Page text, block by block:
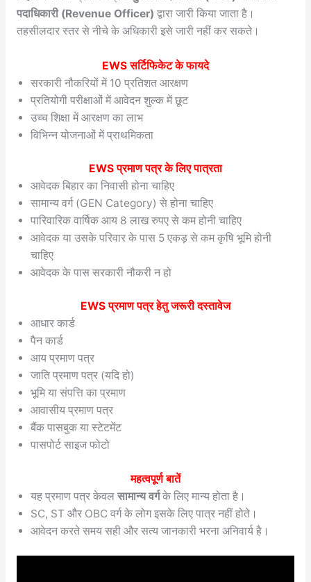
पदाधिकारी (Revenue Officer) द्वारा जारी किया जाता है।
तहसीलदार स्तर से नीचे के अधिकारी इसे जारी नहीं कर सकते।
EWS सर्टिफिकेट के फायदे
सरकारी नौकरियों में 10 प्रतिशत आरक्षण
प्रतियोगी परीक्षाओं में आवेदन शुल्क में छूट
उच्च शिक्षा में आरक्षण का लाभ
विभिन्न योजनाओं में प्राथमिकता
EWS प्रमाण पत्र के लिए पात्रता
आवेदक बिहार का निवासी होना चाहिए
सामान्य वर्ग (GEN Category) से होना चाहिए
पारिवारिक वार्षिक आय 8 लाख रुपए से कम होनी चाहिए
आवेदक या उसके परिवार के पास 5 एकड़ से कम कृषि भूमि होनी
चाहिए
आवेदक के पास सरकारी नौकरी न हो
EWS प्रमाण पत्र हेतु जरूरी दस्तावेज
आधार कार्ड
पैन कार्ड
आय प्रमाण पत्र
जाति प्रमाण पत्र (यदि हो)
भूमि या संपत्ति का प्रमाण
आवासीय प्रमाण पत्र
बैंक पासबुक या स्टेटमेंट
पासपोर्ट साइज फोटो
महत्वपूर्ण बातें
यह प्रमाण पत्र केवल सामान्य वर्गके लिए मान्य होता है।
SC, ST और OBC वर्ग के लोग इसके लिए पात्र नहीं होते।
आवेदन करते समय सही और सत्य जानकारी भरना अनिवार्य है।